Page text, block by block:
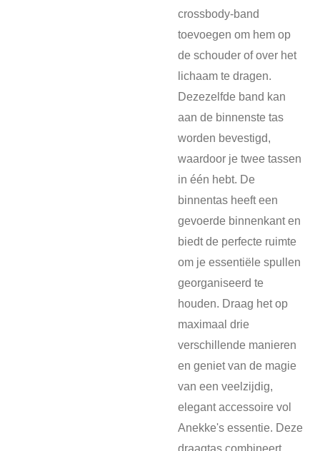
crossbody-band
toevoegen om hem op
de schouder of over het
lichaam te dragen.
Dezezelfde band kan
aan de binnenste tas
worden bevestigd,
waardoor je twee tassen
in één hebt. De
binnentas heeft een
gevoerde binnenkant en
biedt de perfecte ruimte
om je essentiële spullen
georganiseerd te
houden. Draag het op
maximaal drie
verschillende manieren
en geniet van de magie
van een veelzijdig,
elegant accessoire vol
Anekke's essentie. Deze
draagtas combineert